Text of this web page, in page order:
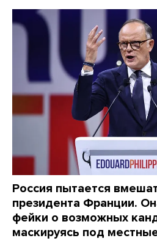
Россия пытается
президента Франции.
фейки о возможных
маскируясь под